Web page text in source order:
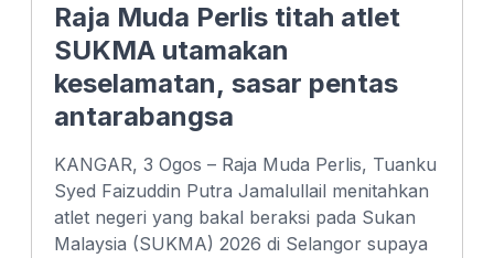
Raja Muda Perlis titah atlet
SUKMA utamakan
keselamatan, sasar pentas
antarabangsa
KANGAR, 3 Ogos – Raja Muda Perlis, Tuanku
Syed Faizuddin Putra Jamalullail menitahkan
atlet negeri yang bakal beraksi pada Sukan
Malaysia (SUKMA) 2026 di Selangor supaya